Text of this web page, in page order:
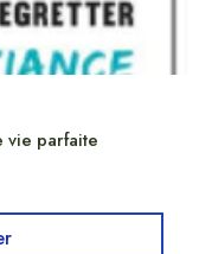
vie parfaite